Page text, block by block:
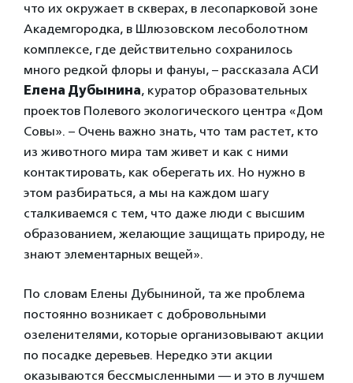
что их окружает в скверах, в лесопарковой зоне
Академгородка, в Шлюзовском лесоболотном
комплексе, где действительно сохранилось
много редкой флоры и фануы, – рассказала АСИ
Елена Дубынина, куратор образовательных
проектов Полевого экологического центра «Дом
Совы». – Очень важно знать, что там растет, кто
из животного мира там живет и как с ними
контактировать, как оберегать их. Но нужно в
этом разбираться, а мы на каждом шагу
сталкиваемся с тем, что даже люди с высшим
образованием, желающие защищать природу, не
знают элементарных вещей».
По словам Елены Дубыниной, та же проблема
постоянно возникает с добровольными
озеленителями, которые организовывают акции
по посадке деревьев. Нередко эти акции
оказываются бессмысленными — и это в лучшем